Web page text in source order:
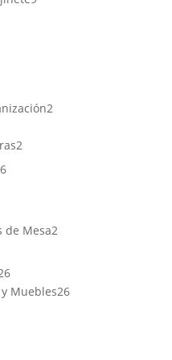
22
22
66
de Mesa22
26
productos
Muebles2626